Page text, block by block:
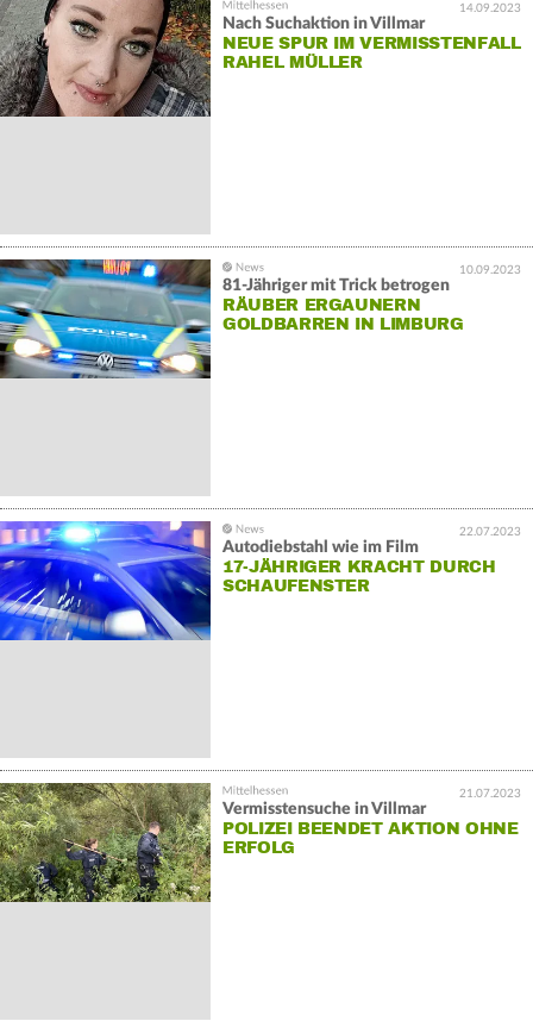
14.09.2023
Nach Suchaktion in Villmar
NEUE SPUR IM VERMISSTENFALL
RAHEL MÜLLER
10.09.2023
81-Jähriger mit Trick betrogen
RÄUBER ERGAUNERN
GOLDBARREN IN LIMBURG
22.07.2023
Autodiebstahl wie im Film
17-JÄHRIGER KRACHT DURCH
SCHAUFENSTER
21.07.2023
Vermisstensuche in Villmar
POLIZEI BEENDET AKTION OHNE
ERFOLG